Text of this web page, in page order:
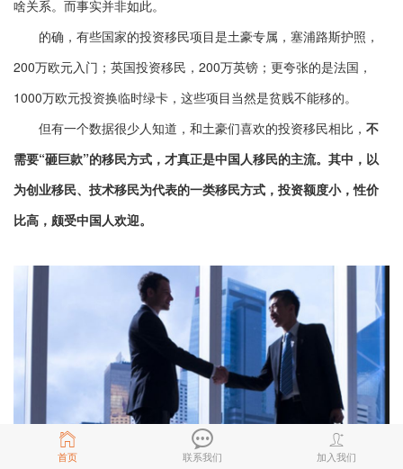
首页 联系我们 加入我们
啥关系。而事实并非如此。
的确，有些国家的投资移民项目是土豪专属，塞浦路斯护照，
200万欧元入门；英国投资移民，200万英镑；更夸张的是法国，
1000万欧元投资换临时绿卡，这些项目当然是贫贱不能移的。
但有一个数据很少人知道，和土豪们喜欢的投资移民相比， 不
需要“砸巨款”的移民方式，才真正是中国人移民的主流。其中，以
为创业移民、技术移民为代表的一类移民方式，投资额度小，性价
比高，颇受中国人欢迎。